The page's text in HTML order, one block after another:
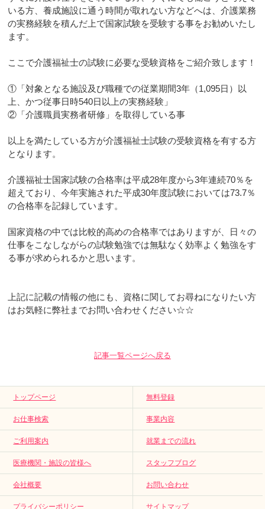
いる方、養成施設に通う時間が取れない方などへは、介護業務
の実務経験を積んだ上で国家試験を受験する事をお勧めいたし
ます。
ここで介護福祉士の試験に必要な受験資格をご紹介致します！
①「対象となる施設及び職種での従業期間3年（1,095日）以
上、かつ従事日時540日以上の実務経験」
②「介護職員実務者研修」を取得している事
以上を満たしている方が介護福祉士試験の受験資格を有する方
となります。
介護福祉士国家試験の合格率は平成28年度から3年連続70％を
超えており、今年実施された平成30年度試験においては73.7％
の合格率を記録しています。
国家資格の中では比較的高めの合格率ではありますが、日々の
仕事をこなしながらの試験勉強では無駄なく効率よく勉強をす
る事が求められるかと思います。
上記に記載の情報の他にも、資格に関してお尋ねになりたい方
はお気軽に弊社までお問い合わせください☆☆
記事一覧ページへ戻る
トップページ 無料登録
お仕事検索 事業内容
ご利用案内 就業までの流れ
医療機関・施設の皆様へ スタッフブログ
会社概要 お問い合わせ
プライバシーポリシー サイトマップ